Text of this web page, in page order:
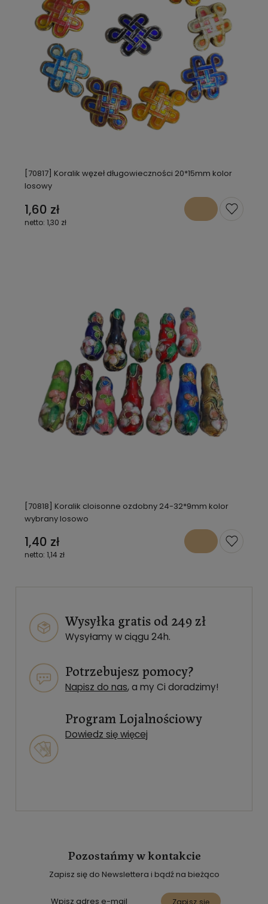
[70817] Koralik węzeł długowieczności 20*15mm kolor
losowy
1,60 zł
1,30 zł
[70818] Koralik cloisonne ozdobny 24-32*9mm kolor
wybrany losowo
1,40 zł
1,14 zł
Wysyłka gratis od 249 zł
Wysyłamy w ciągu 24h.
Potrzebujesz pomocy?
Napisz do nas, a my Ci doradzimy!
Program Lojalnościowy
Dowiedz się więcej
Pozostańmy w kontakcie
Zapisz się do Newslettera i bądź na bieżąco
Zapisz się